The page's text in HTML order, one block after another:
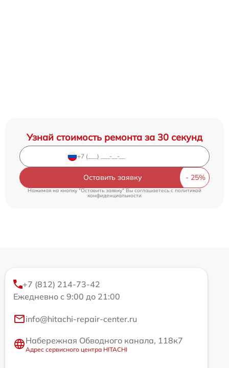
Узнай стоимость ремонта за 30 секунд
Оставить заявку
Нажимая на кнопку "Оставить заявку" Вы соглашаетесь cполитикой
конфиденциальности
+7 (812) 214-73-42
Ежедневно с 9:00 до 21:00
info@hitachi-repair-center.ru
Набережная Обводного канала, 118к7
Адрес сервисного центра HITACHI